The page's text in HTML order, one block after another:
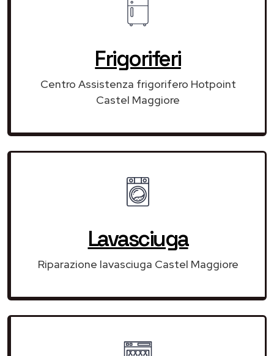
Frigoriferi
Centro Assistenza frigorifero Hotpoint
Castel Maggiore
Lavasciuga
Riparazione lavasciuga Castel Maggiore